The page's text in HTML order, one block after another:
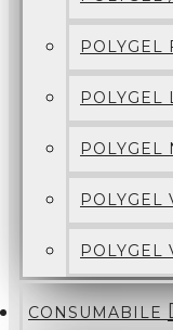
POLYGEL
POLYGEL
POLYGEL
POLYGEL
POLYGEL
CONSUMABILE